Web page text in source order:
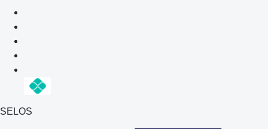
SELOS